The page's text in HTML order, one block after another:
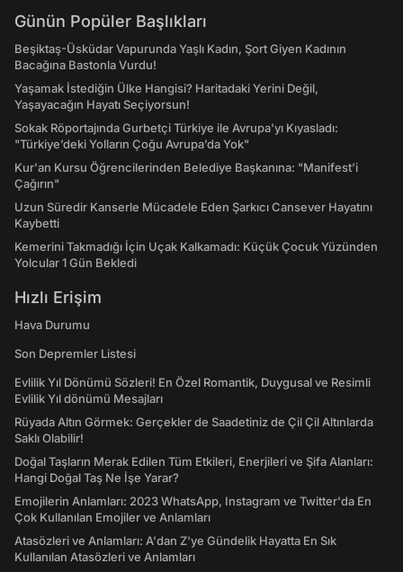
Günün Popüler Başlıkları
Beşiktaş-Üsküdar Vapurunda Yaşlı Kadın, Şort Giyen Kadının
Bacağına Bastonla Vurdu!
Yaşamak İstediğin Ülke Hangisi? Haritadaki Yerini Değil,
Yaşayacağın Hayatı Seçiyorsun!
Sokak Röportajında Gurbetçi Türkiye ile Avrupa'yı Kıyasladı:
"Türkiye’deki Yolların Çoğu Avrupa’da Yok"
Kur'an Kursu Öğrencilerinden Belediye Başkanına: "Manifest’i
Çağırın"
Uzun Süredir Kanserle Mücadele Eden Şarkıcı Cansever Hayatını
Kaybetti
Kemerini Takmadığı İçin Uçak Kalkamadı: Küçük Çocuk Yüzünden
Yolcular 1 Gün Bekledi
Hızlı Erişim
Hava Durumu
Son Depremler Listesi
Evlilik Yıl Dönümü Sözleri! En Özel Romantik, Duygusal ve Resimli
Evlilik Yıl dönümü Mesajları
Rüyada Altın Görmek: Gerçekler de Saadetiniz de Çil Çil Altınlarda
Saklı Olabilir!
Doğal Taşların Merak Edilen Tüm Etkileri, Enerjileri ve Şifa Alanları:
Hangi Doğal Taş Ne İşe Yarar?
Emojilerin Anlamları: 2023 WhatsApp, Instagram ve Twitter'da En
Çok Kullanılan Emojiler ve Anlamları
Atasözleri ve Anlamları: A'dan Z'ye Gündelik Hayatta En Sık
Kullanılan Atasözleri ve Anlamları